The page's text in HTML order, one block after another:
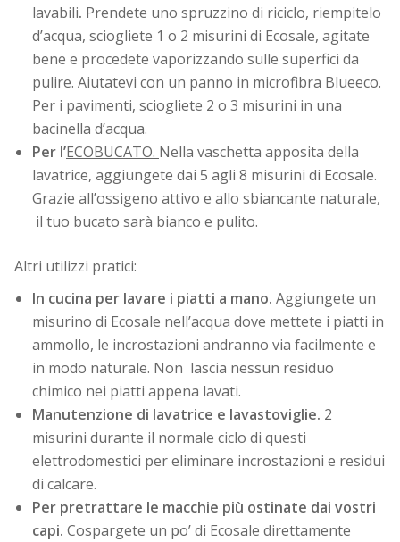
lavabili. Prendete uno spruzzino di riciclo, riempitelo
d’acqua, sciogliete 1 o 2 misurini di Ecosale, agitate
bene e procedete vaporizzando sulle superfici da
pulire. Aiutatevi con un panno in microfibra Blueeco.
Per i pavimenti, sciogliete 2 o 3 misurini in una
bacinella d’acqua.
Per l’ECOBUCATO. Nella vaschetta apposita della
lavatrice, aggiungete dai 5 agli 8 misurini di Ecosale.
Grazie all’ossigeno attivo e allo sbiancante naturale,
il tuo bucato sarà bianco e pulito.
Altri utilizzi pratici:
In cucina per lavare i piatti a mano. Aggiungete un
misurino di Ecosale nell’acqua dove mettete i piatti in
ammollo, le incrostazioni andranno via facilmente e
in modo naturale. Non lascia nessun residuo
chimico nei piatti appena lavati.
Manutenzione di lavatrice e lavastoviglie. 2
misurini durante il normale ciclo di questi
elettrodomestici per eliminare incrostazioni e residui
di calcare.
Per pretrattare le macchie più ostinate dai vostri
capi. Cospargete un po’ di Ecosale direttamente